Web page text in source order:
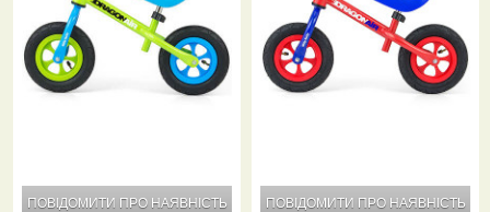
ПОВІДОМИТИ ПРО НАЯВНІСТЬ ПОВІДОМИТИ ПРО НАЯВНІСТЬ